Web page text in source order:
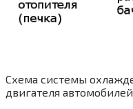
Схема системы
двигателя автомобилей